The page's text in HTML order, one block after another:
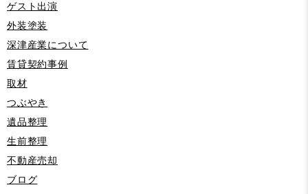
ゲスト出演
外装塗装
深津産業について
賃貸契約事例
取材
つぶやき
遺品整理
生前整理
不動産売却
ブログ